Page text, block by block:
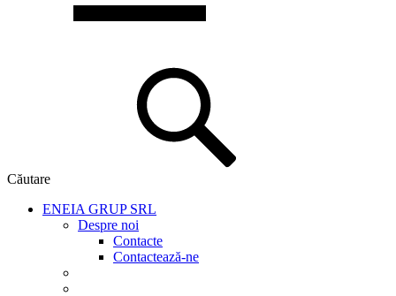
Căutare
ENEIA GRUP SRL
Despre noi
Contacte
Contactează-ne